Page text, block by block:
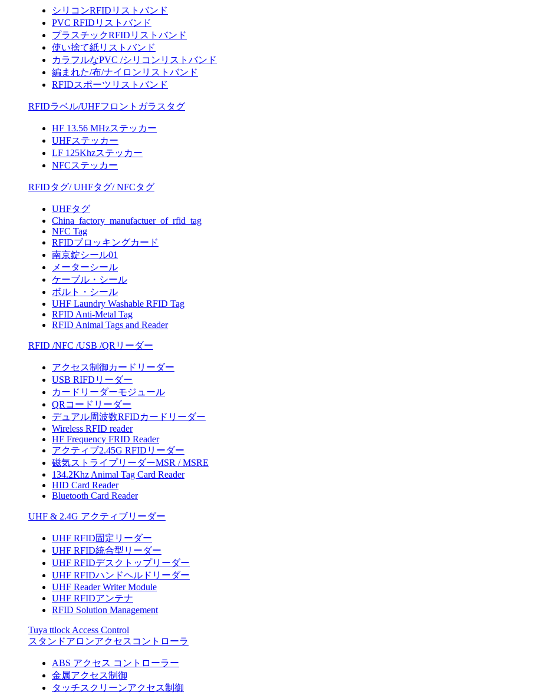
シリコンRFIDリストバンド
PVC RFIDリストバンド
プラスチックRFIDリストバンド
使い捨て紙リストバンド
カラフルなPVC /シリコンリストバンド
編まれた/布/ナイロンリストバンド
RFIDスポーツリストバンド
RFIDラベル/UHFフロントガラスタグ
HF 13.56 MHzステッカー
UHFステッカー
LF 125Khzステッカー
NFCステッカー
RFIDタグ/ UHFタグ/ NFCタグ
UHFタグ
China factory manufactuer of rfid tag
NFC Tag
RFIDブロッキングカード
南京錠シール01
メーターシール
ケーブル・シール
ボルト・シール
UHF Laundry Washable RFID Tag
RFID Anti-Metal Tag
RFID Animal Tags and Reader
RFID /NFC /USB /QRリーダー
アクセス制御カードリーダー
USB RIFDリーダー
カードリーダーモジュール
QRコードリーダー
デュアル周波数RFIDカードリーダー
Wireless RFID reader
HF Frequency FRID Reader
アクティブ2.45G RFIDリーダー
磁気ストライプリーダーMSR / MSRE
134.2Khz Animal Tag Card Reader
HID Card Reader
Bluetooth Card Reader
UHF & 2.4G アクティブリーダー
UHF RFID固定リーダー
UHF RFID統合型リーダー
UHF RFIDデスクトップリーダー
UHF RFIDハンドヘルドリーダー
UHF Reader Writer Module
UHF RFIDアンテナ
RFID Solution Management
Tuya ttlock Access Control
スタンドアロンアクセスコントローラ
ABS アクセス コントローラー
金属アクセス制御
タッチスクリーンアクセス制御